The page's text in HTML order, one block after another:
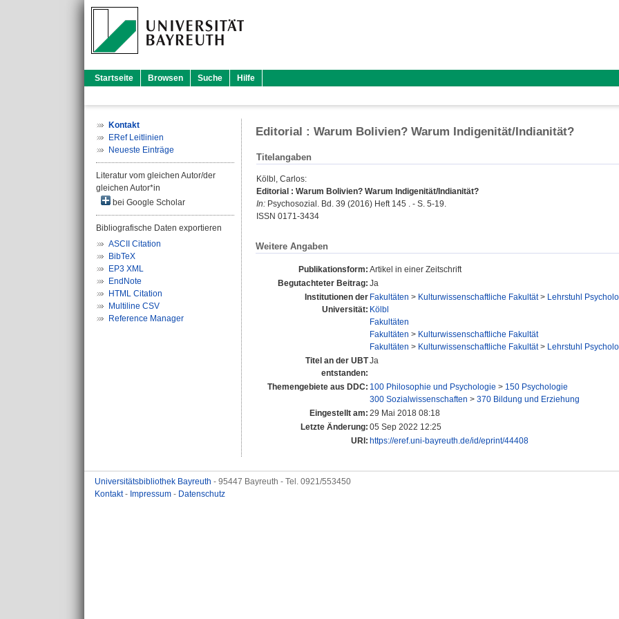
Startseite Browsen Suche Hilfe
Kontakt
ERef Leitlinien
Neueste Einträge
Literatur vom gleichen Autor/der
gleichen Autor*in
bei Google Scholar
Bibliografische Daten exportieren
ASCII Citation
BibTeX
EP3 XML
EndNote
HTML Citation
Multiline CSV
Reference Manager
Editorial : Warum Bolivien? Warum Indigenität/Indianität?
Titelangaben
Kölbl, Carlos:
Editorial : Warum Bolivien? Warum Indigenität/Indianität?
In: Psychosozial. Bd. 39 (2016) Heft 145 . - S. 5-19.
ISSN 0171-3434
Weitere Angaben
Publikationsform: Artikel in einer Zeitschrift
Begutachteter Beitrag: Ja
Institutionen der
Universität:
Fakultäten > Kulturwissenschaftliche Fakultät> Lehrstuhl
Kölbl
Fakultäten
Fakultäten > Kulturwissenschaftliche Fakultät
Fakultäten > Kulturwissenschaftliche Fakultät> Lehrstuhl
Titel an der UBT
entstanden:
Ja
Themengebiete aus DDC: 100 Philosophie und Psychologie > 150 Psychologie
300 Sozialwissenschaften > 370 Bildung und Erziehung
Eingestellt am: 29 Mai 2018 08:18
Letzte Änderung: 05 Sep 2022 12:25
URI: https://eref.uni-bayreuth.de/id/eprint/44408
Universitätsbibliothek Bayreuth - 95447 Bayreuth - Tel. 0921/553450
Kontakt- Impressum - Datenschutz